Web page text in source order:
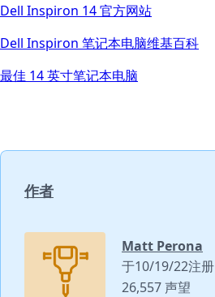
Dell Inspiron 14 官方网站
Dell Inspiron 笔记本电脑维基百科
最佳 14 英寸笔记本电脑
作者
Matt Perona
于10/19/22注册
26,557 声望